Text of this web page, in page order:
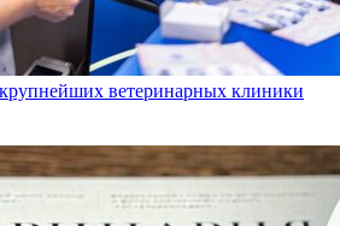
ветеринарных клиники